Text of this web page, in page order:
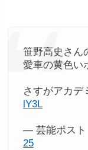
笹野高史さん
愛車の黄色い
さすがアカデ
lY3L
— 芸能ポスト
25